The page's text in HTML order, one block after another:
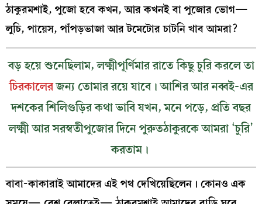
ঠাকুরমশাই, পুজো হবে কখন, আর কখনই বা পুজোর ভোগ—
লুচি, পায়েস, পাঁপড়ভাজা আর টমেটোর চাটনি খাব আমরা?
বড় হয়ে শুনেছিলাম, লক্ষ্মীপূর্ণিমার রাতে কিছু চুরি করলে তা
চিরকালেরজন্য তোমার রয়ে যাবে। আশির আর নব্বই-এর
দশকের শিলিগুড়ির কথা ভাবি যখন, মনে পড়ে, প্রতি বছর
লক্ষ্মী আর সরস্বতীপুজোর দিনে পুরুতঠাকুরকে আমরা ‘চুরি’
করতাম।
বাবা-কাকারাই আমাদের এই পথ দেখিয়েছিলেন। কোনও এক